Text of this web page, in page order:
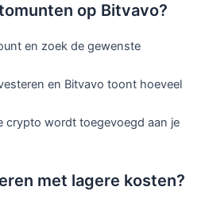
op Bitvavo?
en zoek de gewenste
en Bitvavo toont hoeveel
crypto wordt toegevoegd aan je
met lagere kosten?